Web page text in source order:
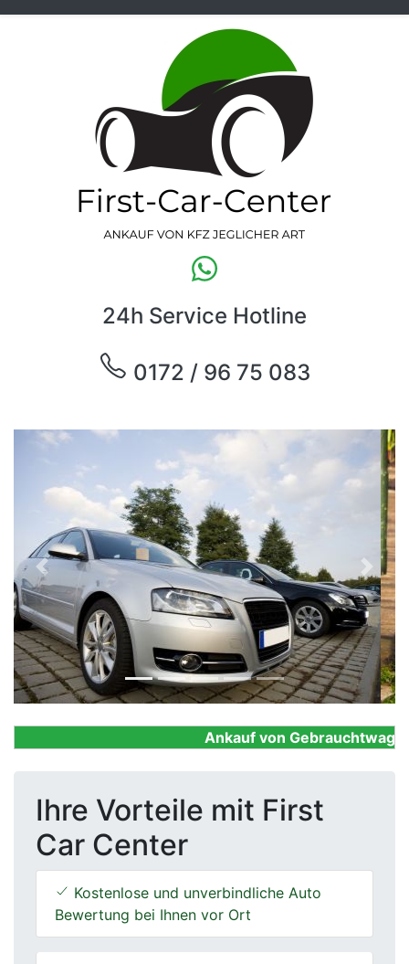
24h Service Hotline
0172 / 96 75 083
Previous Next
Ankauf von
Ihre Vorteile mit First
Car Center
Kostenlose und unverbindliche Auto
Bewertung bei Ihnen vor Ort